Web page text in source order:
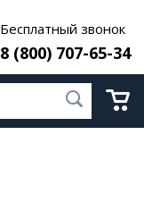
Бесплатный звонок
8 (800) 707-65-34